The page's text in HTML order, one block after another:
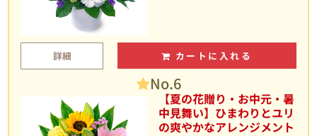
詳細 カートに入れる
No.6
【夏の花贈り・お中元・暑
中見舞い】ひまわりとユリ
の爽やかなアレンジメント